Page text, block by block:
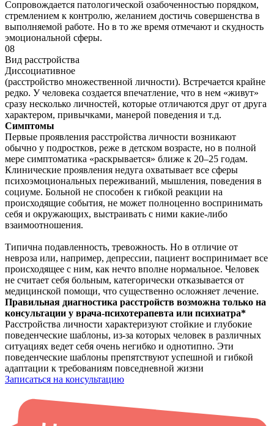
Сопровождается патологической озабоченностью порядком,
стремлением к контролю, желанием достичь совершенства в
выполняемой работе. Но в то же время отмечают и скудность
эмоциональной сферы.
08
Вид расстройства
Диссоциативное
(расстройство множественной личности). Встречается крайне
редко. У человека создается впечатление, что в нем «живут»
сразу несколько личностей, которые отличаются друг от друга
характером, привычками, манерой поведения и т.д.
Симптомы
Первые проявления расстройства личности возникают
обычно у подростков, реже в детском возрасте, но в полной
мере симптоматика «раскрывается» ближе к 20–25 годам.
Клинические проявления недуга охватывает все сферы
психоэмоциональных переживаний, мышления, поведения в
социуме. Больной не способен к гибкой реакции на
происходящие события, не может полноценно воспринимать
себя и окружающих, выстраивать с ними какие-либо
взаимоотношения.
Типична подавленность, тревожность. Но в отличие от
невроза или, например, депрессии, пациент воспринимает все
происходящее с ним, как нечто вполне нормальное. Человек
не считает себя больным, категорически отказывается от
медицинской помощи, что существенно осложняет лечение.
Правильная диагностика расстройств возможна только на
консультации у врача-психотерапевта или психиатра*
Расстройства личности характеризуют стойкие и глубокие
поведенческие шаблоны, из-за которых человек в различных
ситуациях ведет себя очень негибко и однотипно. Эти
поведенческие шаблоны препятствуют успешной и гибкой
адаптации к требованиям повседневной жизни
Записаться на консультацию